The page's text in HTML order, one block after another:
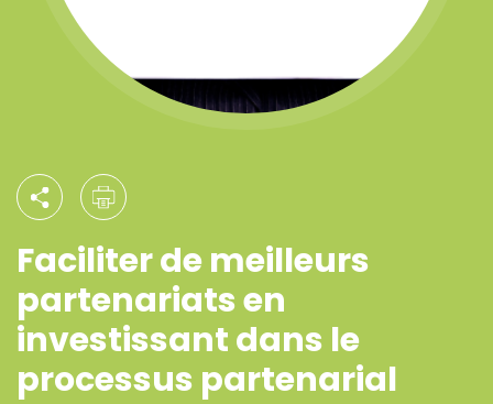
Faciliter de meilleurs
partenariats en
investissant dans le
processus partenarial